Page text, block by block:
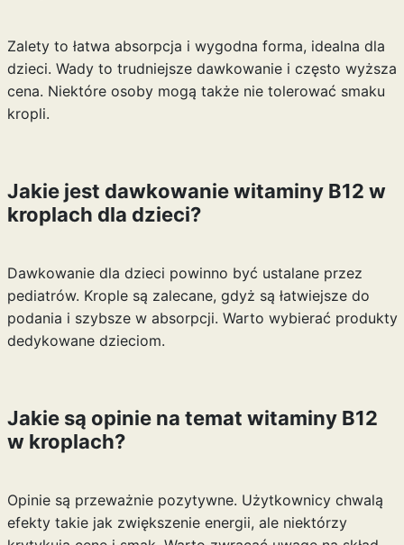
Zalety to łatwa absorpcja i wygodna forma, idealna dla
dzieci. Wady to trudniejsze dawkowanie i często wyższa
cena. Niektóre osoby mogą także nie tolerować smaku
kropli.
Jakie jest dawkowanie witaminy B12 w
kroplach dla dzieci?
Dawkowanie dla dzieci powinno być ustalane przez
pediatrów. Krople są zalecane, gdyż są łatwiejsze do
podania i szybsze w absorpcji. Warto wybierać produkty
dedykowane dzieciom.
Jakie są opinie na temat witaminy B12
w kroplach?
Opinie są przeważnie pozytywne. Użytkownicy chwalą
efekty takie jak zwiększenie energii, ale niektórzy